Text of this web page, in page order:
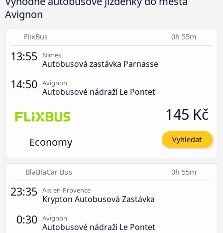
Avignon
FlixBus 0h 55m
13:55 Nimes
Autobusová zastávka Parnasse
14:50 Avignon
Autobusové nádraží Le Pontet
Economy
145 Kč
Vyhledat
BlaBlaCar Bus 0h 55m
23:35 Aix-en-Provence
Krypton Autobusová Zastávka
0:30 Avignon
Autobusové nádraží Le Pontet